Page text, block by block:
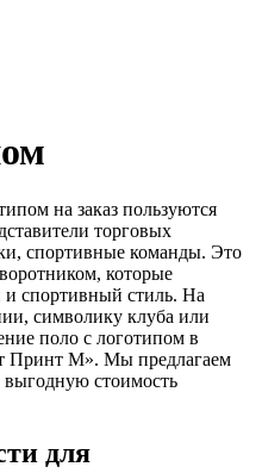
на заказ пользуются
торговых
спортивные команды. Это
которые
и спортивный стиль. На
символику клуба или
поло с логотипом в
Принт М». Мы предлагаем
стоимость
для